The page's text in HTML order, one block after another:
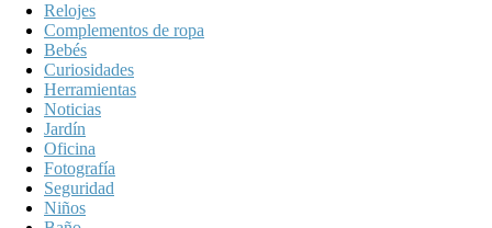
Relojes
Complementos de ropa
Bebés
Curiosidades
Herramientas
Noticias
Jardín
Oficina
Fotografía
Seguridad
Niños